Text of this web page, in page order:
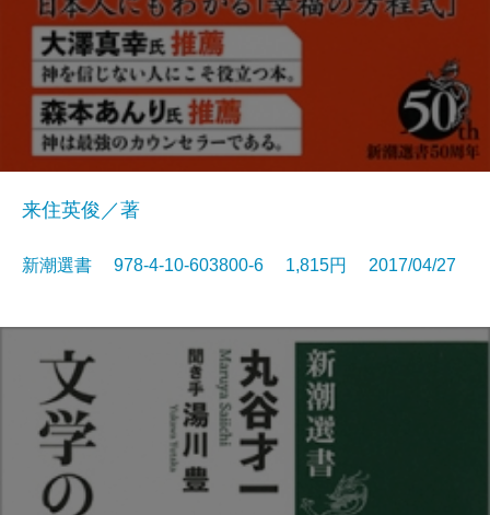
来住英俊／著
新潮選書 978-4-10-603800-6 1,815円 2017/04/27